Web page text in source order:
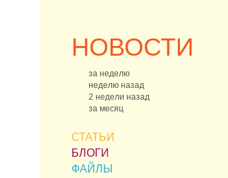
НОВОСТИ
за неделю
неделю назад
2 недели назад
за месяц
СТАТЬИ
БЛОГИ
ФАЙЛЫ